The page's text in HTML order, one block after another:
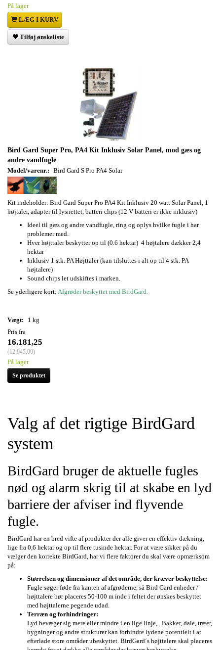
På lager
LÆG I KURV
Tilføj ønskeliste
Bird Gard Super Pro, PA4 Kit Inklusiv Solar Panel, mod gæs og
andre vandfugle
Model/varenr.: Bird Gard S Pro PA4 Solar
Kit indeholder: Bird Gard Super Pro PA4 Kit Inklusiv 20 watt Solar Panel, 1
højtaler, adapter til lysnettet, batteri clips (12 V batteri er ikke inklusiv)
Ideel til gæs og andre vandfugle, ring og oplys hvilke fugle i har
problemer med.
Hver højttaler beskytter op til (0.6 hektar) 4 højtalere dækker 2,4
hektar
Inklusiv 1 stk. PA Højttaler (kan tilsluttes i alt op til 4 stk. PA
højtalere)
Sound chips let udskiftes i marken.
Se yderligere kort: Afgrøder beskyttet med BirdGard.
Vægt:
1 kg
Pris fra
16.181,25
(12.945,00)
På lager
Se produktet
Valg af det rigtige BirdGard
system
BirdGard bruger de aktuelle fugles
nød og alarm skrig til at skabe en lyd
barriere der afviser ind flyvende
fugle.
BirdGard har en bred vifte af produkter der alle giver en effektiv dækning,
lige fra 0,6 hektar og op til flere tusinde hektar. For at være sikker på du
vælger den korrekte BirdGard, har vi flere faktorer du skal være opmærksom
på:
Størrelsen og dimensioner af det område, der kræver beskyttelse:
Fugle søger føde fra kanten af afgrøderne, så Bird Gard enheder /
højttalere bør placeres 50-100 m inde i feltet der ønskes beskyttet
med højttalerne pegende udad.
Terræn og forhindringer:
Lyd bevæger sig mere eller mindre i en lige linje, . Bakker, dale, træer,
bygninger og andre strukturer kan forhindre lydene potentielt i at
efterlade store områder ubeskyttet. BirdGard´s højttalere skal placeres